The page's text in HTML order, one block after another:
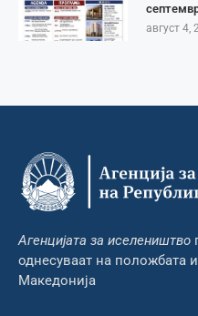
август 4,
Агенцијата за иселеништво
однесуваат на положбата
Македонија